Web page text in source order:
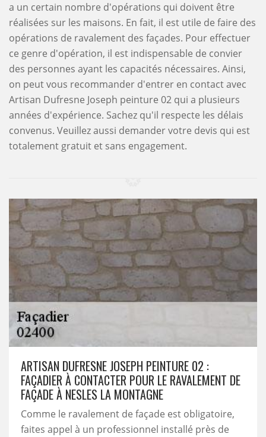
a un certain nombre d'opérations qui doivent être
réalisées sur les maisons. En fait, il est utile de faire des
opérations de ravalement des façades. Pour effectuer
ce genre d'opération, il est indispensable de convier
des personnes ayant les capacités nécessaires. Ainsi,
on peut vous recommander d'entrer en contact avec
Artisan Dufresne Joseph peinture 02 qui a plusieurs
années d'expérience. Sachez qu'il respecte les délais
convenus. Veuillez aussi demander votre devis qui est
totalement gratuit et sans engagement.
ARTISAN DUFRESNE JOSEPH PEINTURE 02 :
FAÇADIER À CONTACTER POUR LE RAVALEMENT DE
FAÇADE À NESLES LA MONTAGNE
Comme le ravalement de façade est obligatoire,
faites appel à un professionnel installé près de